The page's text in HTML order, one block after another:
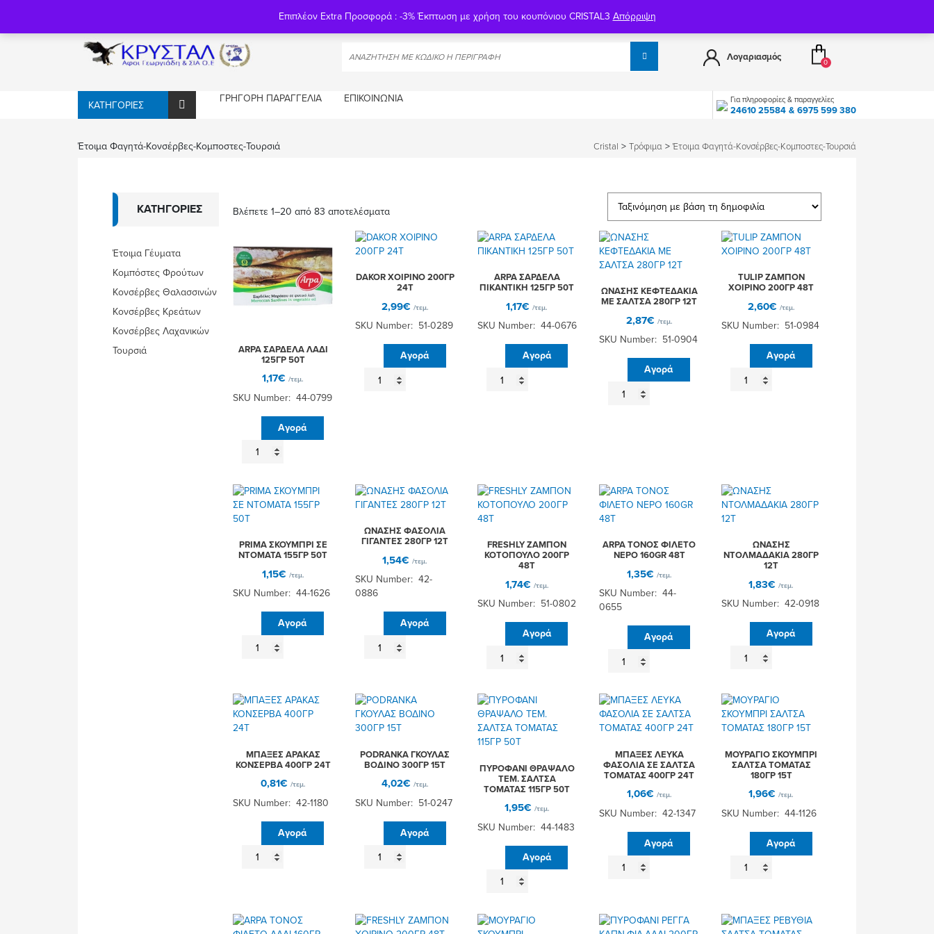
24610 25584
Λογαριασμός 0
ΚΑΤΗΓΟΡΊΕΣ
ΓΡΉΓΟΡΗ ΠΑΡΑΓΓΕΛΊΑ ΕΠΙΚΟΙΝΩΝΊΑ Για πληροφορίες & παραγγελίες
24610 25584 6975 599 380
Έτοιμα Φαγητά-Κονσέρβες-Κομποστες-Τουρσιά Cristal > Τρόφιμα > Έτοιμα Φαγητά-Κονσέρβες-Κομποστες-Τουρσιά
Βλέπετε 1–20 από 83 αποτελέσματα
popularity
ARPA ΣΑΡΔΕΛΑ ΛΑΔΙ
125ΓΡ 50Τ
1,17€ /τεμ.
SKU Number: 44-0799
Αγορά
ARPA
125ΓΡ
50Τ
ποσότητα
DAKOR ΧΟΙΡΙΝΟ 200ΓΡ
24Τ
2,99€ /τεμ.
SKU Number: 51-0289
Αγορά
DAKOR
ΧΟΙΡΙΝΟ
ARPA ΣΑΡΔΕΛΑ
ΠΙΚΑΝΤΙΚΗ 125ΓΡ 50Τ
1,17€ /τεμ.
SKU Number: 44-0676
Αγορά
ARPA
ΣΑΡΔΕΛΑ
ΩΝΑΣΗΣ ΚΕΦΤΕΔΑΚΙΑ
ΜΕ ΣΑΛΤΣΑ 280ΓΡ 12Τ
2,87€ /τεμ.
SKU Number: 51-0904
Αγορά
ΩΝΑΣΗΣ
ΚΕΦΤΕΔΑΚΙΑ
TULIP ΖΑΜΠΟΝ
ΧΟΙΡΙΝΟ 200ΓΡ 48Τ
2,60€ /τεμ.
SKU Number: 51-0984
Αγορά
TULIP
ΖΑΜΠΟΝ
PRIMA ΣΚΟΥΜΠΡΙ ΣΕ
NTOMATA 155ΓΡ 50Τ
1,15€ /τεμ.
SKU Number: 44-1626
Αγορά
PRIMA
ΣΚΟΥΜΠΡΙ
155ΓΡ
50Τ
ποσότητα
ΩΝΑΣΗΣ ΦΑΣΟΛΙΑ
ΓΙΓΑΝΤΕΣ 280ΓΡ 12Τ
1,54€ /τεμ.
SKU Number: 42-
0886
Αγορά
ΩΝΑΣΗΣ
ΦΑΣΟΛΙΑ
12Τ
ποσότητα
FRESHLY ΖΑΜΠΟΝ
ΚΟΤΟΠΟΥΛΟ 200ΓΡ
48Τ
1,74€ /τεμ.
SKU Number: 51-0802
Αγορά
FRESHLY
ΖΑΜΠΟΝ
200ΓΡ
48Τ
ποσότητα
ARPA ΤΟΝΟΣ ΦΙΛΕΤΟ
ΝΕΡΟ 160GR 48Τ
1,35€ /τεμ.
SKU Number: 44-
0655
Αγορά
ARPA
ΝΕΡΟ
160GR
48Τ
ΩΝΑΣΗΣ
ΝΤΟΛΜΑΔΑΚΙΑ 280ΓΡ
12Τ
1,83€ /τεμ.
SKU Number: 42-0918
Αγορά
ΩΝΑΣΗΣ
ΝΤΟΛΜΑΔΑΚΙΑ
12Τ
ποσότητα
ΜΠΑΞΕΣ ΑΡΑΚΑΣ
ΚΟΝΣΕΡΒΑ 400ΓΡ 24Τ
0,81€ /τεμ.
SKU Number: 42-1180
Αγορά
ΜΠΑΞΕΣ
ποσότητα
PODRANKA ΓΚΟΥΛΑΣ
ΒΟΔΙΝΟ 300ΓΡ 15Τ
4,02€ /τεμ.
SKU Number: 51-0247
Αγορά
PODRANKA
ποσότητα
ΠΥΡΟΦΑΝΙ ΘΡΑΨΑΛΟ
ΤΕΜ. ΣΑΛΤΣΑ
ΤΟΜΑΤΑΣ 115ΓΡ 50T
1,95€ /τεμ.
SKU Number: 44-1483
Αγορά
ΠΥΡΟΦΑΝΙ
ΣΑΛΤΣΑ
ΤΟΜΑΤΑΣ
ΜΠΑΞΕΣ ΛΕΥΚΑ
ΦΑΣΟΛΙΑ ΣΕ ΣΑΛΤΣΑ
ΤΟΜΑΤΑΣ 400ΓΡ 24Τ
1,06€ /τεμ.
SKU Number: 42-1347
Αγορά
ΜΠΑΞΕΣ
ΣΑΛΤΣΑ
ΤΟΜΑΤΑΣ
ΜΟΥΡΑΓΙΟ ΣΚΟΥΜΠΡΙ
ΣΑΛΤΣΑ ΤΟΜΑΤΑΣ
180ΓΡ 15Τ
1,96€ /τεμ.
SKU Number: 44-1126
Αγορά
ΜΟΥΡΑΓΙΟ
180ΓΡ
15Τ
ΚΑΤΗΓΟΡΊΕΣ
Έτοιμα Γέυματα
Κομπόστες Φρούτων
Κονσέρβες Θαλασσινών
Κονσέρβες Κρεάτων
Κονσέρβες Λαχανικών
Τουρσιά
Επιπλέον Extra Προσφορά : -3% Έκπτωση με χρήση του κουπόνιου CRISTAL3 Απόρριψη